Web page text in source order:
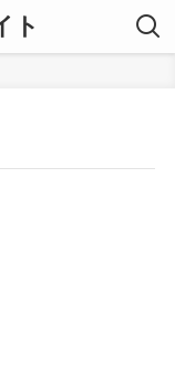
ト